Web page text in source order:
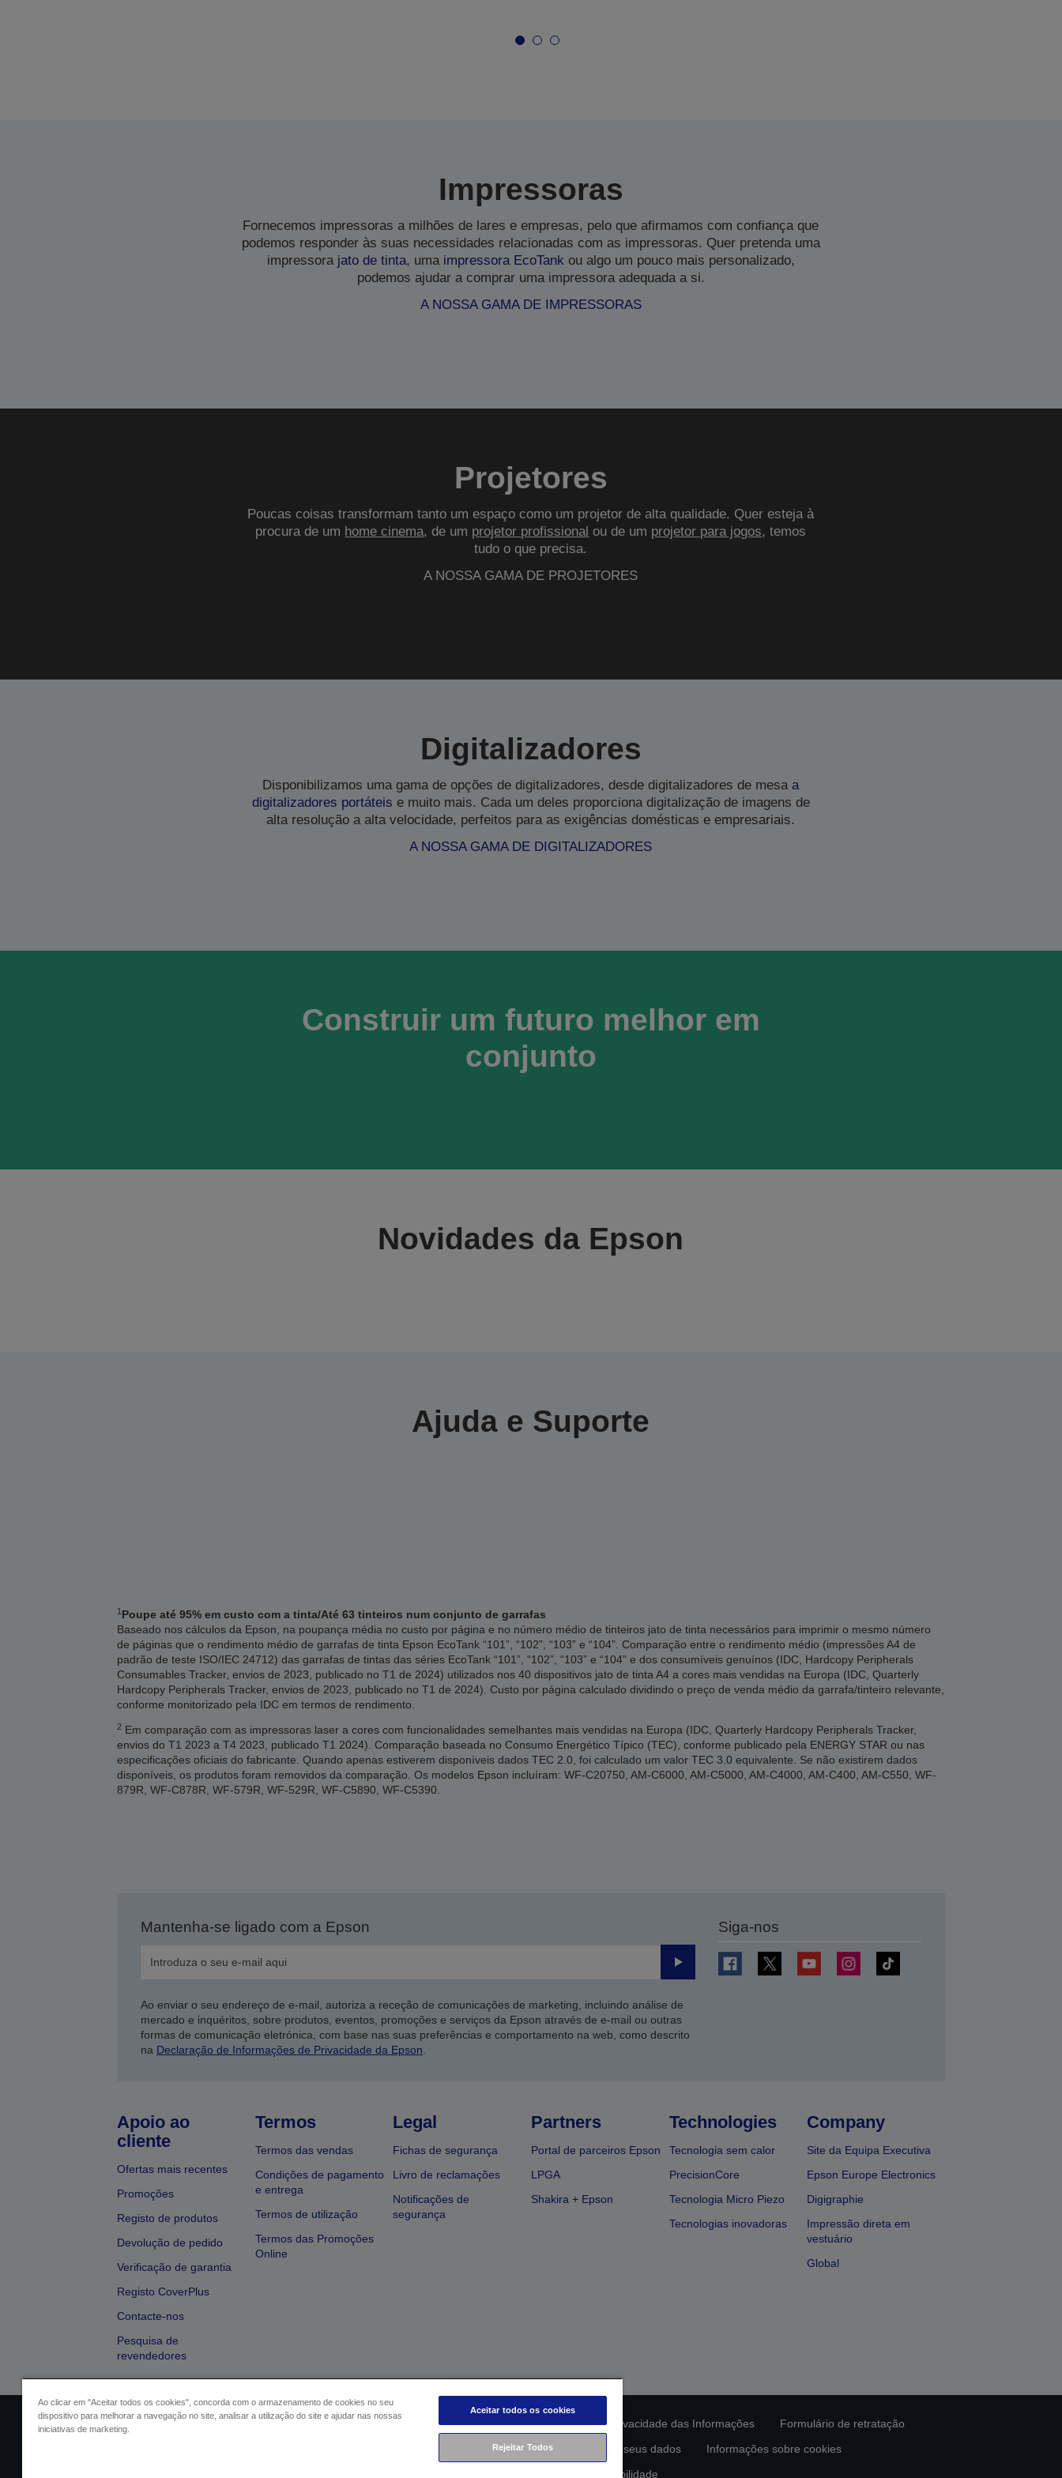
Impressoras
Fornecemos impressoras a milhões de lares e empresas, pelo que afirmamos com confiança que
podemos responder às suas necessidades relacionadas com as impressoras. Quer pretenda uma
impressora jato de tinta, uma impressora EcoTank ou algo um pouco mais personalizado,
podemos ajudar a comprar uma impressora adequada a si.
A NOSSA GAMA DE IMPRESSORAS
Projetores
Poucas coisas transformam tanto um espaço como um projetor de alta qualidade. Quer esteja à
procura de um home cinema, de um projetor profissional ou de um projetor para jogos, temos
tudo o que precisa.
A NOSSA GAMA DE PROJETORES
Digitalizadores
Disponibilizamos uma gama de opções de digitalizadores, desde digitalizadores de mesaa
digitalizadores portáteis e muito mais. Cada um deles proporciona digitalização de imagens de
alta resolução a alta velocidade, perfeitos para as exigências domésticas e empresariais.
A NOSSA GAMA DE DIGITALIZADORES
Construir um futuro melhor em
conjunto
Novidades da Epson
Ajuda e Suporte
1Poupe até 95% em custo com a tinta/Até 63 tinteiros num conjunto de garrafas
Baseado nos cálculos da Epson, na poupança média no custo por página e no número médio de tinteiros jato de tinta necessários para imprimir o mesmo número
de páginas que o rendimento médio de garrafas de tinta Epson EcoTank “101”, “102”, “103” e “104”. Comparação entre o rendimento médio (impressões A4 de
padrão de teste ISO/IEC 24712) das garrafas de tintas das séries EcoTank “101”, “102”, “103” e “104” e dos consumíveis genuínos (IDC, Hardcopy Peripherals
Consumables Tracker, envios de 2023, publicado no T1 de 2024) utilizados nos 40 dispositivos jato de tinta A4 a cores mais vendidas na Europa (IDC, Quarterly
Hardcopy Peripherals Tracker, envios de 2023, publicado no T1 de 2024). Custo por página calculado dividindo o preço de venda médio da garrafa/tinteiro relevante,
conforme monitorizado pela IDC em termos de rendimento.
2Em comparação com as impressoras laser a cores com funcionalidades semelhantes mais vendidas na Europa (IDC, Quarterly Hardcopy Peripherals Tracker,
envios do T1 2023 a T4 2023, publicado T1 2024). Comparação baseada no Consumo Energético Típico (TEC), conforme publicado pela ENERGY STAR ou nas
especificações oficiais do fabricante. Quando apenas estiverem disponíveis dados TEC 2.0, foi calculado um valor TEC 3.0 equivalente. Se não existirem dados
disponíveis, os produtos foram removidos da comparação. Os modelos Epson incluíram: WF-C20750, AM-C6000, AM-C5000, AM-C4000, AM-C400, AM-C550, WF-
879R, WF-C878R, WF-579R, WF-529R, WF-C5890, WF-C5390.
Mantenha-se ligado com a Epson
Enviar
Ao enviar o seu endereço de e-mail, autoriza a receção de comunicações de marketing, incluindo análise de
mercado e inquéritos, sobre produtos, eventos, promoções e serviços da Epson através de e-mail ou outras
formas de comunicação eletrónica, com base nas suas preferências e comportamento na web, como descrito
na Declaração de Informações de Privacidade da Epson
Siga-nos
Apoio ao
cliente
Ofertas mais recentes
Promoções
Registo de produtos
Devolução de pedido
Verificação de garantia
Registo CoverPlus
Contacte-nos
Pesquisa de
revendedores
Termos
Termos das vendas
Condições de pagamento
e entrega
Termos de utilização
Termos das Promoções
Online
Legal
Fichas de segurança
Livro de reclamações
Notificações de
segurança
Partners
Portal de parceiros Epson
LPGA
Shakira + Epson
Technologies
Tecnologia sem calor
PrecisionCore
Tecnologia Micro Piezo
Tecnologias inovadoras
Company
Site da Equipa Executiva
Epson Europe Electronics
Digigraphie
Impressão direta em
vestuário
Global
Identificação do vendedor Identificação da conformidade do produto Declaração de Privacidade das Informações
Formulário de retratação
Contacte-nos sobre os seus dados
Informações sobre cookies
Compromisso da Epson para com a acessibilidade
Ao clicar em "Aceitar todos os cookies", concorda com o armazenamento de cookies no seu
dispositivo para melhorar a navegação no site, analisar a utilização do site e ajudar nas nossas
iniciativas de marketing.
Aceitar todos os cookies
Rejeitar Todos